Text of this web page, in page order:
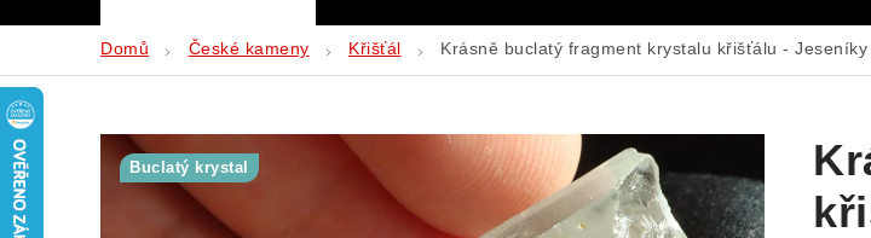
Domů České kameny Křišťál Krásně buclatý fragment krystalu křišťálu - Jeseníky
Buclatý krystal